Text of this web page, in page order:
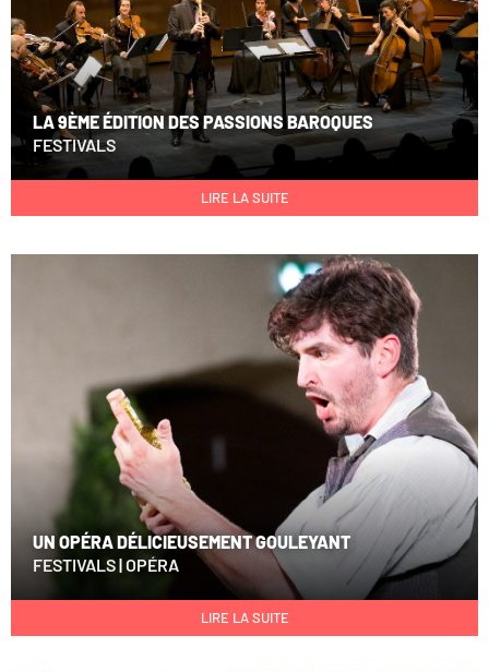
LA 9ÈME ÉDITION DES PASSIONS BAROQUES
FESTIVALS
LIRE LA SUITE
UN OPÉRA DÉLICIEUSEMENT GOULEYANT
FESTIVALS|OPÉRA
LIRE LA SUITE